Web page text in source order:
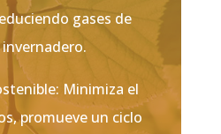
gases de
Minimiza el
promueve un ciclo